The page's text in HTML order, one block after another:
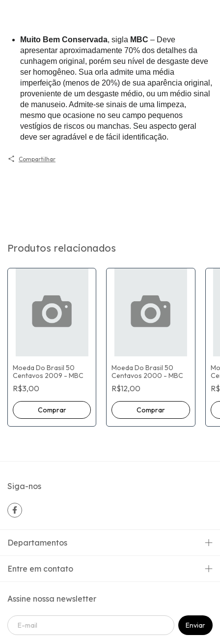
Muito Bem Conservada, sigla MBC – Deve
apresentar aproximadamente 70% dos detalhes da
cunhagem original, porém seu nível de desgaste deve
ser homogêneo. Sua orla admite uma média
imperfeição (menos de 20%) de sua aparência original,
proveniente de um desgaste médio, ou um médio sinal
de manuseio. Admite-se sinais de uma limpeza,
mesmo que ocasione no seu campo pequenos
vestígios de riscos ou manchas. Seu aspecto geral
deve ser agradável e de fácil identificação.
Compartilhar
Produtos relacionados
Moeda Do Brasil 50
Centavos 2009 - MBC
R$3,00
Moeda Do Brasil 50
Centavos 2000 - MBC
R$12,00
Siga-nos
Departamentos
Entre em contato
Assine nossa newsletter